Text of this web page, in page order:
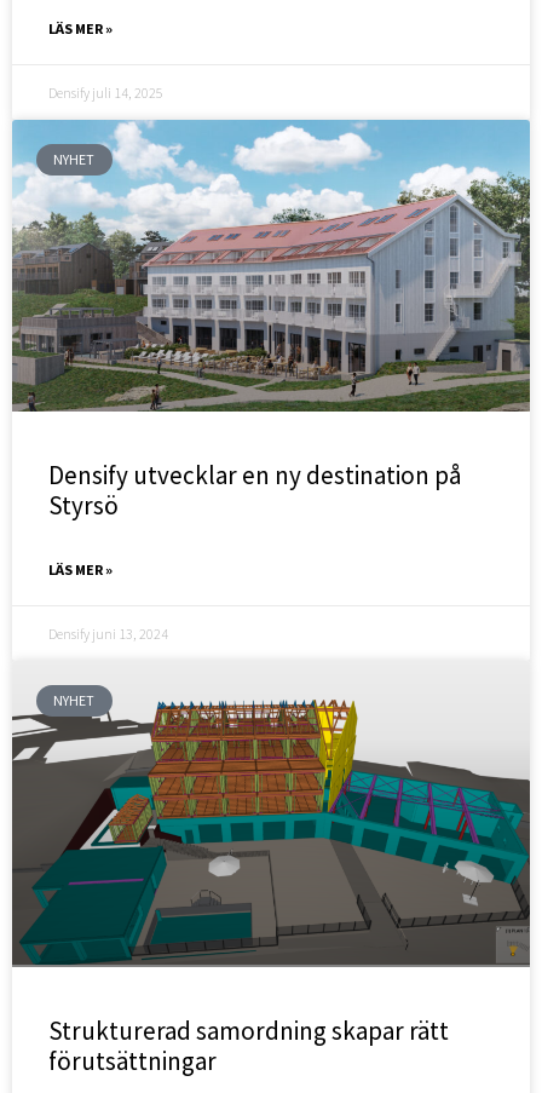
LÄS MER »
Densify juli 14, 2025
NYHET
Densify utvecklar en ny destination på
Styrsö
LÄS MER »
Densify juni 13, 2024
NYHET
Strukturerad samordning skapar rätt
förutsättningar